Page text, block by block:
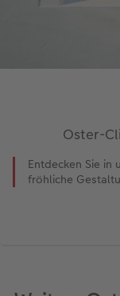
Oster-
Entdecken Sie in
fröhliche